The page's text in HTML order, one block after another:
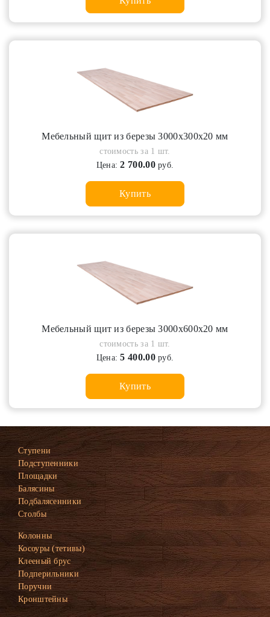
Мебельный щит из березы 3000х300х20 мм
стоимость за 1 шт.
Цена:2 700.00руб.
Купить
Мебельный щит из березы 3000х600х20 мм
стоимость за 1 шт.
Цена:5 400.00руб.
Купить
Ступени
Подступенники
Площадки
Балясины
Подбалясенники
Столбы
Колонны
Косоуры (тетивы)
Клееный брус
Подперильники
Поручни
Кронштейны